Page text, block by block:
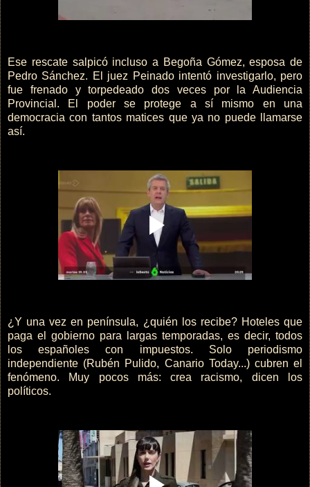
Ese rescate salpicó incluso a Begoña Gómez, esposa de
Pedro Sánchez. El juez Peinado intentó investigarlo, pero
fue frenado y torpedeado dos veces por la Audiencia
Provincial. El poder se protege a sí mismo en una
democracia con tantos matices que ya no puede llamarse
así.
¿Y una vez en península, ¿quién los recibe? Hoteles que
paga el gobierno para largas temporadas, es decir, todos
los españoles con impuestos. Solo periodismo
independiente (Rubén Pulido, Canario Today...) cubren el
fenómeno. Muy pocos más: crea racismo, dicen los
políticos.